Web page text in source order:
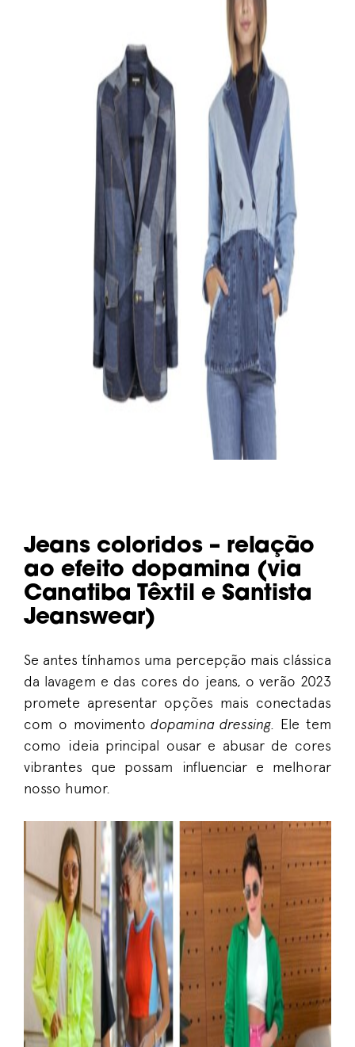
Jeans coloridos – relação
ao efeito dopamina (via
Canatiba Têxtil e Santista
Jeanswear)
Se antes tínhamos uma percepção mais clássica
da lavagem e das cores do jeans, o verão 2023
promete apresentar opções mais conectadas
com o movimento dopamina dressing. Ele tem
como ideia principal ousar e abusar de cores
vibrantes que possam influenciar e melhorar
nosso humor.